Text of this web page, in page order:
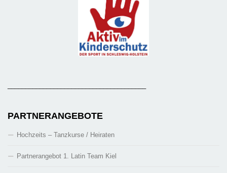
PARTNERANGEBOTE
Hochzeits – Tanzkurse / Heiraten
Partnerangebot 1. Latin Team Kiel